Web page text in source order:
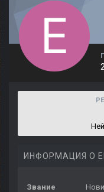
ИНФОРМАЦИЯ О
Звание